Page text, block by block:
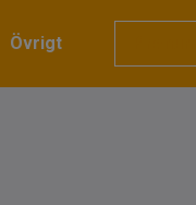
Övrigt